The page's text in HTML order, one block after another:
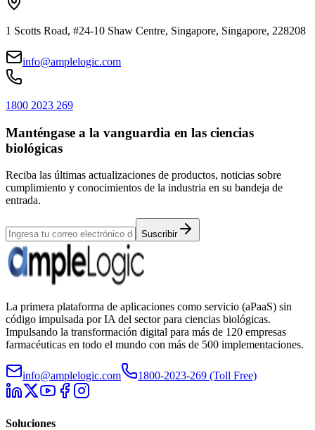
1 Scotts Road, #24-10 Shaw Centre, Singapore, Singapore, 228208
info@amplelogic.com
1800 2023 269
Manténgase a la vanguardia en las ciencias
biológicas
Reciba las últimas actualizaciones de productos, noticias sobre
cumplimiento y conocimientos de la industria en su bandeja de
entrada.
Suscribir
La primera plataforma de aplicaciones como servicio (aPaaS) sin
código impulsada por IA del sector para ciencias biológicas.
Impulsando la transformación digital para más de 120 empresas
farmacéuticas en todo el mundo con más de 500 implementaciones.
info@amplelogic.com 1800-2023-269 (Toll Free)
Soluciones